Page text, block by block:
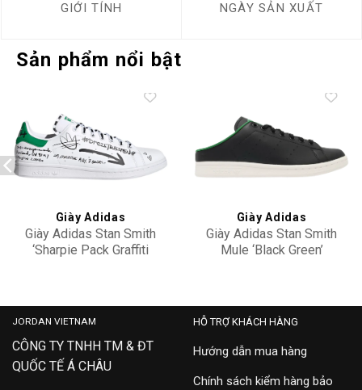
GIỚI TÍNH NGÀY SẢN XUẤT
Sản phẩm nổi bật
Add to
wishlist
Giày Adidas
Giày Adidas Stan Smith
‘Sharpie Pack Graffiti
Add to
wishlist
Giày Adidas
Giày Adidas Stan Smith
Mule ‘Black Green’
JORDAN VIETNAM
CÔNG TY TNHH TM & ĐT
QUỐC TẾ Á CHÂU
HỖ TRỢ KHÁCH HÀNG
Hướng dẫn mua hàng
Chính sách kiểm hàng bảo